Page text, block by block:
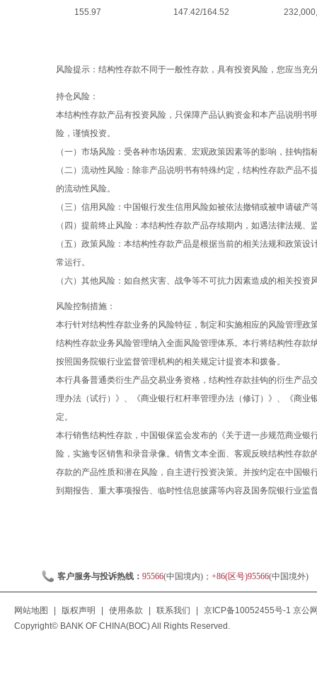
155.97 147.42/164.52
风险提示：结构性存款不同于一般性存款，具有投资风险，您应当充
持仓风险：
本结构性存款产品有投资风险，只保障产品认购资金和本产品说明
险，谨慎投资。
（一）市场风险：受各种市场因素、宏观政策因素等的影响，挂钩
（二）流动性风险：除非产品说明书有特殊约定，结构性存款产品
的流动性风险。
（三）信用风险：中国银行发生信用风险如被依法撤销或被申请破
（四）提前终止风险：本结构性存款产品存续期内，如遇法律法规
（五）政策风险：本结构性存款产品是根据当前的相关法规和政策
常运行。
（六）其他风险：如自然灾害、战争等不可抗力因素造成的相关投资
风险控制措施：
本行针对结构性存款业务的风险特征，制定和实施相应的风险管理
结构性存款业务风险管理纳入全面风险管理体系。本行将结构性存
按照国务院银行业监督管理机构的相关规定计提资本和拨备。
本行具备普通类衍生产品交易业务资格，结构性存款挂钩的衍生产
理办法（试行）》、《商业银行杠杆率管理办法（修订）》、《商
定。
本行销售结构性存款，中国银保监会发布的《关于进一步规范商业
险，实施专区销售和录音录像。销售文本全面、客观反映结构性存
存款的产品性质和潜在风险，自主进行投资决策。并按约定在中国
到期报告、重大事项报告、临时性信息披露等内容及国务院银行业监
客户服务与投诉热线： 95566(中国境内)； +86(区号)95566(中国境外)
网站地图 版权声明 使用条款 联系我们 京ICP备10052455号-1 京公
Copyright© BANK OF CHINA(BOC) All Rights Reserved.